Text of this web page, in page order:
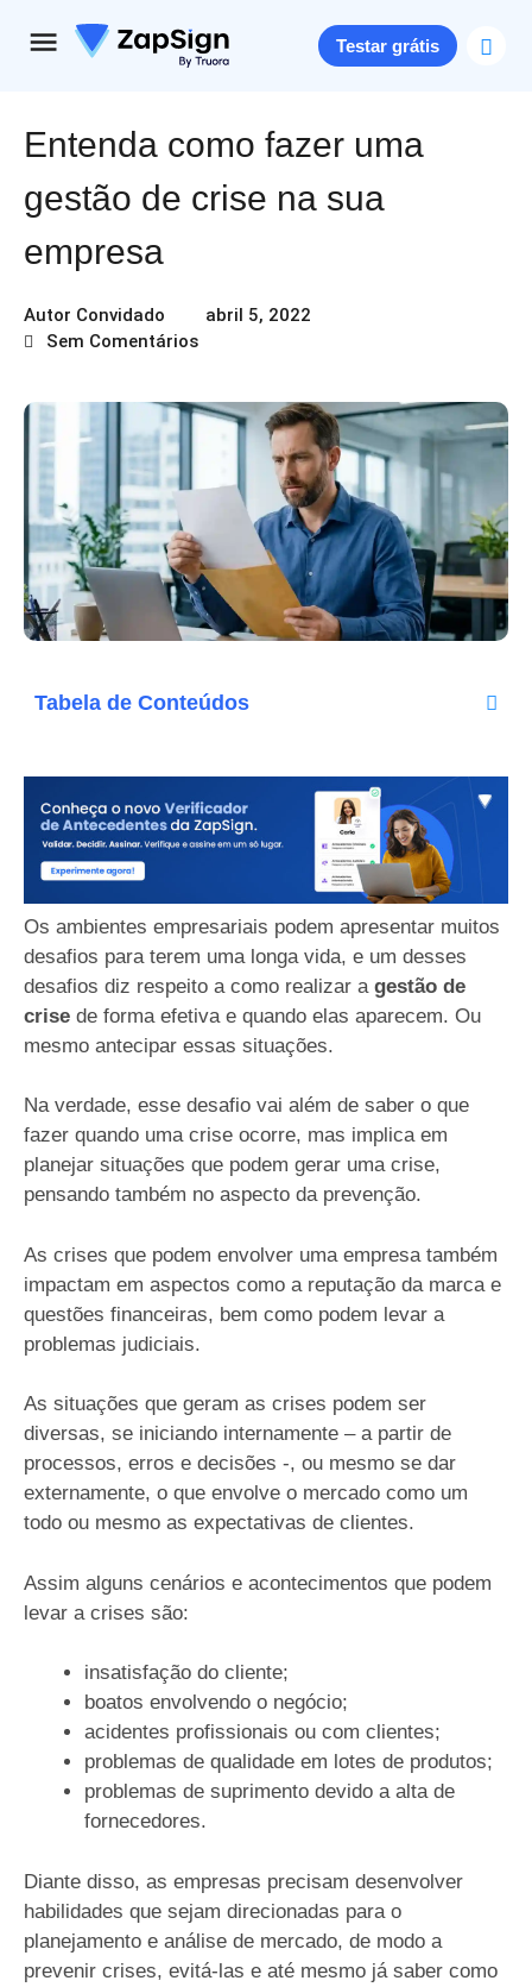
Testar grátis
Entenda como fazer uma
gestão de crise na sua
empresa
Autor Convidado
abril 5, 2022
Sem Comentários
Tabela de Conteúdos
Os ambientes empresariais podem apresentar muitos
desafios para terem uma longa vida, e um desses
desafios diz respeito a como realizar a gestão de
crise de forma efetiva e quando elas aparecem. Ou
mesmo antecipar essas situações.
Na verdade, esse desafio vai além de saber o que
fazer quando uma crise ocorre, mas implica em
planejar situações que podem gerar uma crise,
pensando também no aspecto da prevenção.
As crises que podem envolver uma empresa também
impactam em aspectos como a reputação da marca e
questões financeiras, bem como podem levar a
problemas judiciais.
As situações que geram as crises podem ser
diversas, se iniciando internamente – a partir de
processos, erros e decisões -, ou mesmo se dar
externamente, o que envolve o mercado como um
todo ou mesmo as expectativas de clientes.
Assim alguns cenários e acontecimentos que podem
levar a crises são:
insatisfação do cliente;
boatos envolvendo o negócio;
acidentes profissionais ou com clientes;
problemas de qualidade em lotes de produtos;
problemas de suprimento devido a alta de
fornecedores.
Diante disso, as empresas precisam desenvolver
habilidades que sejam direcionadas para o
planejamento e análise de mercado, de modo a
prevenir crises, evitá-las e até mesmo já saber como